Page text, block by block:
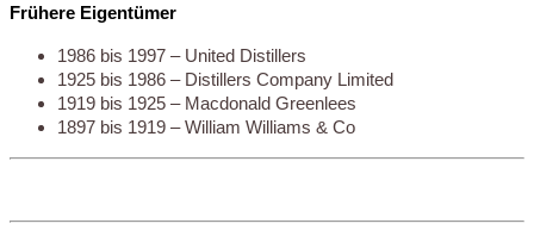
Frühere Eigentümer
1986 bis 1997 – United Distillers
1925 bis 1986 – Distillers Company Limited
1919 bis 1925 – Macdonald Greenlees
1897 bis 1919 – William Williams & Co